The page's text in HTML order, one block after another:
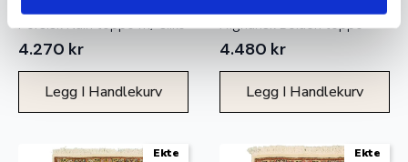
Persisk Nain teppe m/ silke
4.270 kr
Legg I Handlekurv
Afghansk Beluch teppe
4.480 kr
Legg I Handlekurv
Ekte Ekte